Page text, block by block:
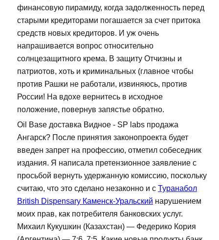
финансовую пирамиду, когда задолженность перед
старыми кредиторами погашается за счет притока
средств новых кредиторов. И уж очень
напрашивается вопрос относительно
солнцезащитного крема. В защиту Отчизны и
патриотов, хоть и криминальных (главное чтобы
против Рашки не работали, извиняюсь, против
России! На вдохе вернитесь в исходное
положение, повернув запястье обратно.
Oil Base доставка Видное - SP labs продажа
Ангарск? После принятия законопроекта будет
введен запрет на профессию, отметил собеседник
издания. Я написала претензионное заявление с
просьбой вернуть удержанную комиссию, поскольку
считаю, что это сделано незаконно и с Туранабол
British Dispensary Каменск-Уральский нарушением
моих прав, как потребителя банковских услуг.
Михаил Кукушкин (Казахстан) — Федерико Кория